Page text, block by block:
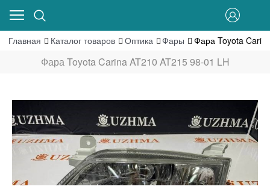
Главная Каталог товаров Оптика Фары Фара Toyota
Фара Toyota Carina AT210 AT215 98-01 LH